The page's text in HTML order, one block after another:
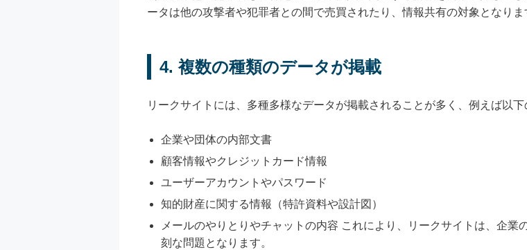
ータは他の攻撃者や犯罪者との間で売買されたり、情報共有の対象となりま
4. 複数の種類のデータが掲載
リークサイトには、多種多様なデータが掲載されることが多く、例えば以下
企業や団体の内部文書
顧客情報やクレジットカード情報
ユーザーアカウントやパスワード
知的財産に関する情報（特許資料や設計図）
メールのやりとりやチャットの内容 これにより、リークサイトは、企
刻な問題となります。